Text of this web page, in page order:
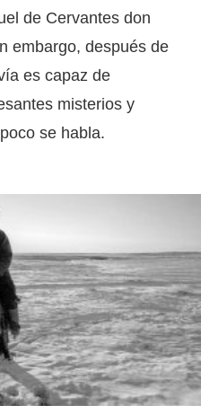
de Cervantes don
embargo, después de
es capaz de
misterios y
se habla.